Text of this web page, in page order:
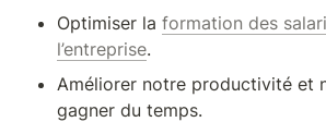
Optimiser la formation des
l’entreprise.
Améliorer notre productivité et
gagner du temps.